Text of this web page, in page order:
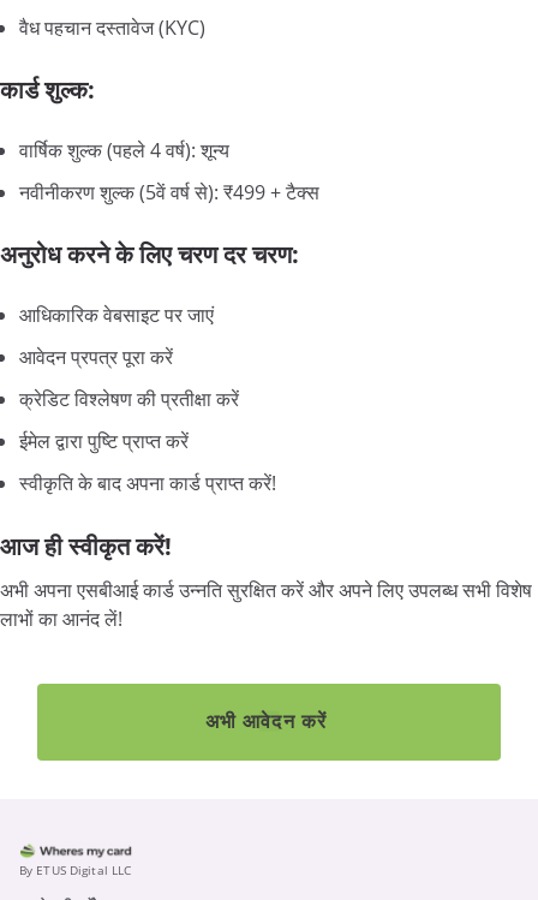
वैध पहचान दस्तावेज (KYC)
कार्ड शुल्क:
वार्षिक शुल्क (पहले 4 वर्ष): शून्य
नवीनीकरण शुल्क (5वें वर्ष से): ₹499 + टैक्स
अनुरोध करने के लिए चरण दर चरण:
आधिकारिक वेबसाइट पर जाएं
आवेदन प्रपत्र पूरा करें
क्रेडिट विश्लेषण की प्रतीक्षा करें
ईमेल द्वारा पुष्टि प्राप्त करें
स्वीकृति के बाद अपना कार्ड प्राप्त करें!
आज ही स्वीकृत करें!
अभी अपना एसबीआई कार्ड उन्नति सुरक्षित करें और अपने लिए उपलब्ध सभी विशेष
लाभों का आनंद लें!
अभी आवेदन करें
By ETUS Digital LLC